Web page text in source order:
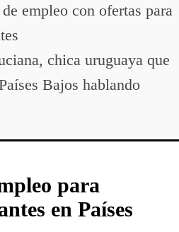
empleo con ofertas para
chica uruguaya que
Bajos hablando
para
en Países